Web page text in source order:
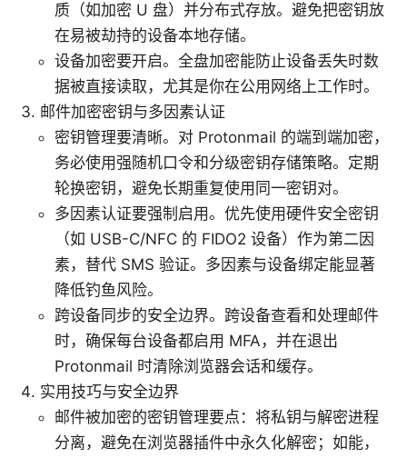
质（如加密 U 盘）并分布式存放。避免把密钥放
在易被劫持的设备本地存储。
设备加密要开启。全盘加密能防止设备丢失时数
据被直接读取，尤其是你在公用网络上工作时。
邮件加密密钥与多因素认证
密钥管理要清晰。对 Protonmail 的端到端加密，
务必使用强随机口令和分级密钥存储策略。定期
轮换密钥，避免长期重复使用同一密钥对。
多因素认证要强制启用。优先使用硬件安全密钥
（如 USB-C/NFC 的 FIDO2 设备）作为第二因
素，替代 SMS 验证。多因素与设备绑定能显著
降低钓鱼风险。
跨设备同步的安全边界。跨设备查看和处理邮件
时，确保每台设备都启用 MFA，并在退出
Protonmail 时清除浏览器会话和缓存。
实用技巧与安全边界
邮件被加密的密钥管理要点：将私钥与解密进程
分离，避免在浏览器插件中永久化解密；如能，